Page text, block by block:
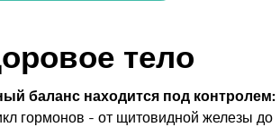
тело
баланс находится под контролем:
гормонов - от щитовидной железы до